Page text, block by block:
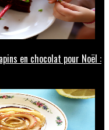
en chocolat pour Noël :